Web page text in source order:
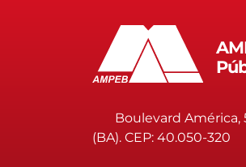
Boulevard América,
(BA). CEP: 40.050-320